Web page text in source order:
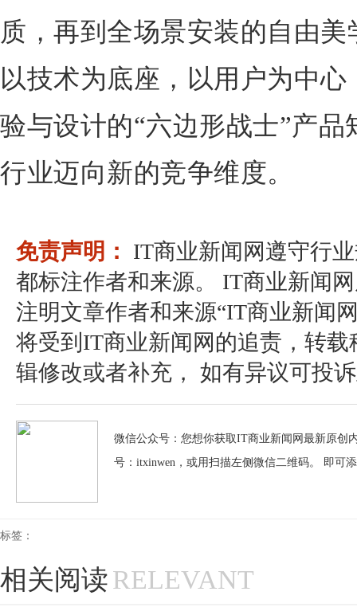
质，再到全场景安装的自由
以技术为底座，以用户为中
验与设计的“六边形战士”产
行业迈向新的竞争维度。
免责声明：
IT商业新闻网遵守行
都标注作者和来源。 IT商业新闻
注明文章作者和来源“IT商业新闻
将受到IT商业新闻网的追责，转
辑修改或者补充， 如有异议可投
微信公众号：您想你获取IT商业新闻网最新原创
号：itxinwen，或用扫描左侧微信二维码。 即可
标签：
相关阅读RELEVANT